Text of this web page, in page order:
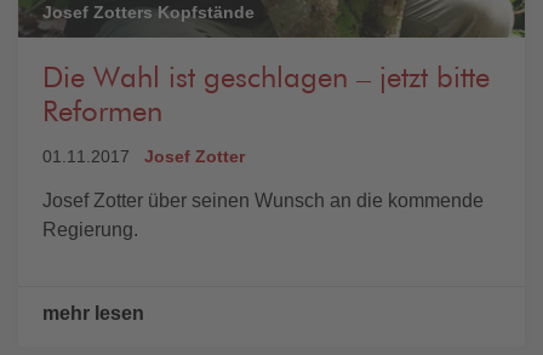
Josef Zotters Kopfstände
Die Wahl ist geschlagen – jetzt bitte
Reformen
01.11.2017 Josef Zotter
Josef Zotter über seinen Wunsch an die kommende
Regierung.
mehr lesen